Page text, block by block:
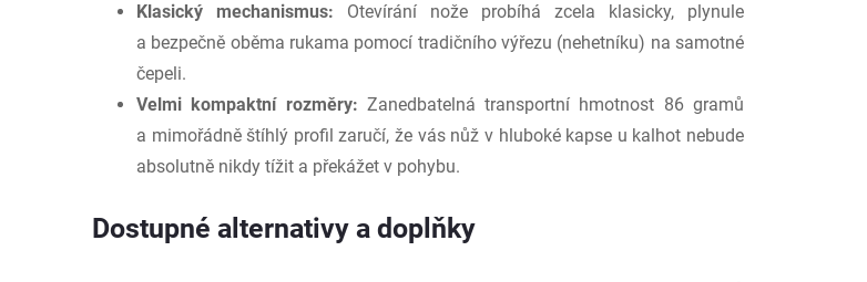
Klasický mechanismus: Otevírání nože probíhá zcela klasicky, plynule
a bezpečně oběma rukama pomocí tradičního výřezu (nehetníku) na samotné
čepeli.
Velmi kompaktní rozměry: Zanedbatelná transportní hmotnost 86 gramů
a mimořádně štíhlý profil zaručí, že vás nůž v hluboké kapse u kalhot nebude
absolutně nikdy tížit a překážet v pohybu.
Dostupné alternativy a doplňky